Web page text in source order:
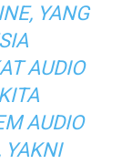
YANG
AUDIO
AUDIO
YAKNI